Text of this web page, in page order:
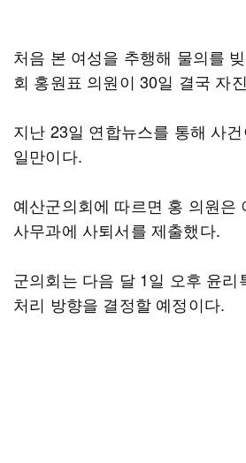
처음 본 여성을 추행해 물의를
회 홍원표 의원이 30일 결국 자
지난 23일 연합뉴스를 통해 사
일만이다.
예산군의회에 따르면 홍 의원은
사무과에 사퇴서를 제출했다.
군의회는 다음 달 1일 오후 윤리
처리 방향을 결정할 예정이다.